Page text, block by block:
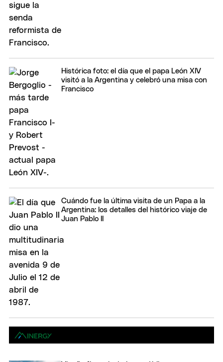
Histórica foto: el día que el papa León XIV
visitó a la Argentina y celebró una misa con
Francisco
Cuándo fue la última visita de un Papa a la
Argentina: los detalles del histórico viaje de
Juan Pablo II